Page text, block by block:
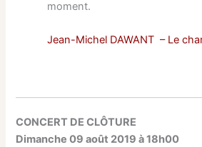
moment.
Jean-Michel DAWANT – Le
CONCERT DE CLÔTURE
Dimanche 09 août 2019 à 18h00